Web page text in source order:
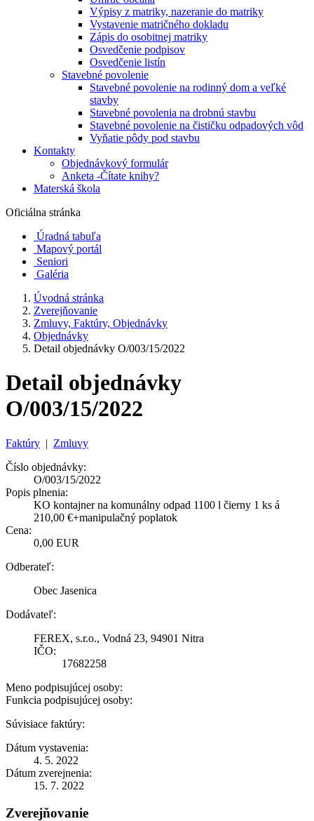
Výpisy z matriky, nazeranie do matriky
Vystavenie matričného dokladu
Zápis do osobitnej matriky
Osvedčenie podpisov
Osvedčenie listín
Stavebné povolenie
Stavebné povolenie na rodinný dom a veľké
stavby
Stavebné povolenia na drobnú stavbu
Stavebné povolenie na čističku odpadových vôd
Vyňatie pôdy pod stavbu
Kontakty
Objednávkový formulár
Anketa -Čítate knihy?
Materská škola
Oficiálna stránka
Úradná tabuľa
Mapový portál
Seniori
Galéria
Úvodná stránka
Zverejňovanie
Zmluvy, Faktúry, Objednávky
Objednávky
Detail objednávky O/003/15/2022
Detail objednávky
O/003/15/2022
Faktúry | Zmluvy
Číslo objednávky:
O/003/15/2022
Popis plnenia:
KO kontajner na komunálny odpad 1100 l čierny 1 ks á
210,00 €+manipulačný poplatok
Cena:
0,00 EUR
Odberateľ:
Obec Jasenica
Dodávateľ:
FEREX, s.r.o., Vodná 23, 94901 Nitra
IČO:
17682258
Meno podpisujúcej osoby:
Funkcia podpisujúcej osoby:
Súvisiace faktúry:
Dátum vystavenia:
4. 5. 2022
Dátum zverejnenia:
15. 7. 2022
Zverejňovanie